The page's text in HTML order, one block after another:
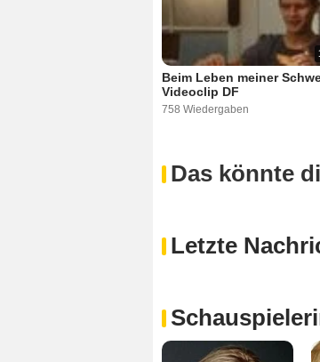
Beim Leben meiner
Videoclip DF
758 Wiedergaben
Das könnte
Letzte